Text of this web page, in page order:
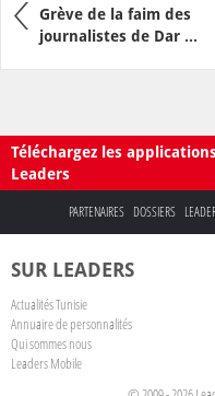
Grève de la faim des
journalistes de Dar ...
Téléchargez les
Leaders
PARTENAIRES DOSSIERS
SUR LEADERS
Actualités Tunisie
Annuaire de personnalités
Qui sommes nous
Leaders Mobile